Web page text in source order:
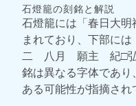
石燈籠の刻銘と解説
石燈籠には「春日大
まれており、下部
二 八月 願主 紀□弘
銘は異なる字体であ
ある可能性が指摘され